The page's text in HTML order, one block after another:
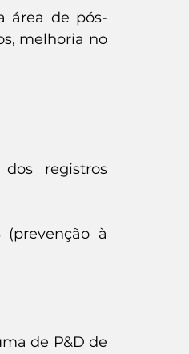
área de pós-
melhoria no
registros
à
de P&D de